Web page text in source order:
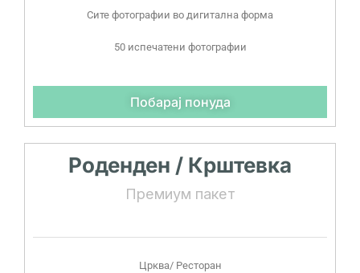
Сите фотографии во дигитална форма
50 испечатени фотографии
Побарај понуда
Роденден / Крштевка
Премиум пакет
Црква/ Ресторан